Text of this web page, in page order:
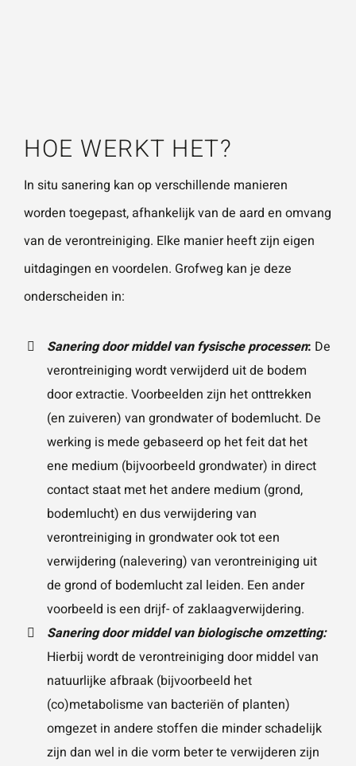
HOE WERKT HET?
In situ sanering kan op verschillende manieren
worden toegepast, afhankelijk van de aard en omvang
van de verontreiniging. Elke manier heeft zijn eigen
uitdagingen en voordelen. Grofweg kan je deze
onderscheiden in:
Sanering door middel van fysische processen: De
verontreiniging wordt verwijderd uit de bodem
door extractie. Voorbeelden zijn het onttrekken
(en zuiveren) van grondwater of bodemlucht. De
werking is mede gebaseerd op het feit dat het
ene medium (bijvoorbeeld grondwater) in direct
contact staat met het andere medium (grond,
bodemlucht) en dus verwijdering van
verontreiniging in grondwater ook tot een
verwijdering (nalevering) van verontreiniging uit
de grond of bodemlucht zal leiden. Een ander
voorbeeld is een drijf- of zaklaagverwijdering.
Sanering door middel van biologische omzetting:
Hierbij wordt de verontreiniging door middel van
natuurlijke afbraak (bijvoorbeeld het
(co)metabolisme van bacteriën of planten)
omgezet in andere stoffen die minder schadelijk
zijn dan wel in die vorm beter te verwijderen zijn